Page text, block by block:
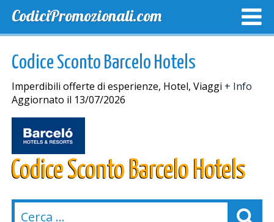
CodiciPromozionali.com
Codice Sconto Barcelo Hotels
Imperdibili offerte di esperienze, Hotel, Viaggi + Info
Aggiornato il 13/07/2026
Codice Sconto Barcelo Hotels